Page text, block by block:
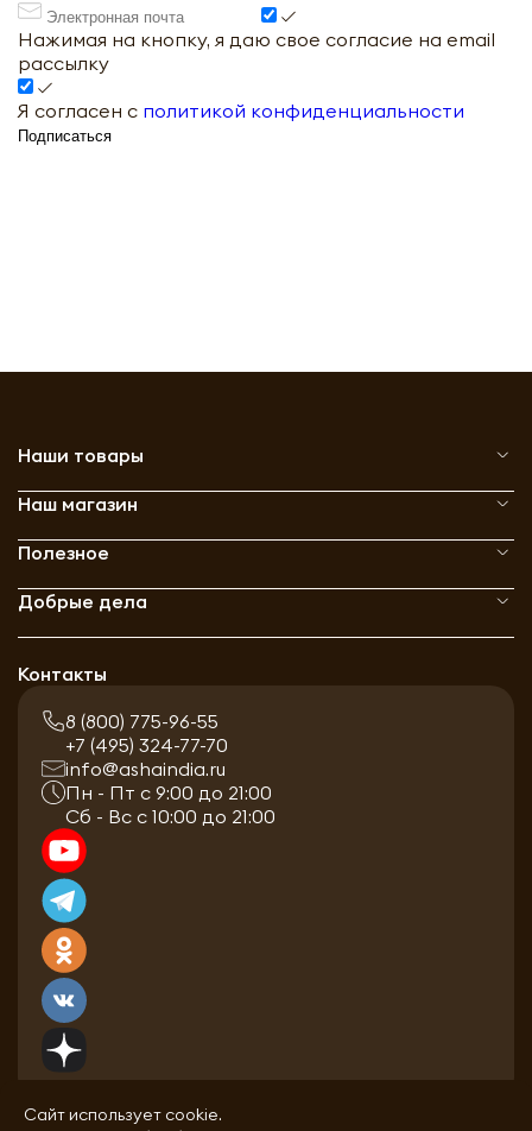
Нажимая на кнопку, я даю свое согласие на email
рассылку
Я согласен с политикой конфиденциальности
Подписаться
Наши товары
Наш магазин
Полезное
Добрые дела
Контакты
8 (800) 775-96-55
+7 (495) 324-77-70
info@ashaindia.ru
Пн - Пт с 9:00 до 21:00
Сб - Вс с 10:00 до 21:00
Сайт использует cookie.